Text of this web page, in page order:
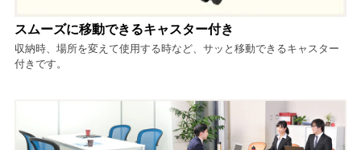
スムーズに移動できるキャスター付き
収納時、場所を変えて使用する時など、サッと移動できるキャスター
付きです。